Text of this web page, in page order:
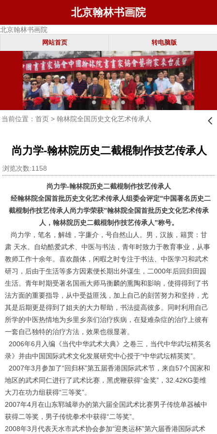
北京翰林书画院
北京翰林书画院
网站首页 转电脑版
当前位置： 首页> 翰林院全国历史文化艺术传承人 󰊒
尚力学-翰林院历史二截棍制作技艺传承人
浏览次数:1158
尚力学-翰林院历史二截棍制作技艺传承人
经翰林院全国首批历史文化艺术传承人组委会评定"中国著名历史二
截棍制作技艺传承人尚力学荣获”翰林院全国首批历史文化艺术传承
人，翰林院历史二截棍制作技艺传承人”称号。
尚力学，笔名，解雄，字廉介，号自然山人。男，汉族，籍贯：甘
肃 天水。自幼酷爱武术、中医与书法，青年时致力于教育事业，从事
教师工作十余年。喜欢颜体，闲暇之时专注于书法、中医学习和武术
研习，后由于生活等多方因素便长期出外谋生，二000年后回归田园
生活。青年时期受著名国画大师马衡麟的熏陶和影响，使得得到了书
法方面的重要指导，从中受益匪浅，加上自己的刻苦努力和坚持，尤
其是后期更是得到了姐夫的大力帮助，书法提高彼多。同时利用自己
所学的中医热情地为乡里乡亲们治疗疾病，在疑难杂症的治疗上彼有
一套自己独特的治疗方法，效果也很显著。
2006年6月入编《当代中华武术大典》之卷三，当代中华武坛精英名
录》并由中国国际武术文化发展研究中心授于“中华武坛精英奖”。
2007年3月参加了“回归杯”第五届香港国际武术节，来自57个国家和
地区的武术同仁进行了武术比赛，黑虎鞭获得“金奖”，32.42KG姜维
大刀在功力组获得“三等奖”。
2007年4月在山东郓城举办的第六届全国武术比赛男子传统单器械中
获得二等奖，男子传统拳术中获得“二等奖”。
2008年3月代表天水市武术协会参加“迎奥运杯”第六届香港国际武术